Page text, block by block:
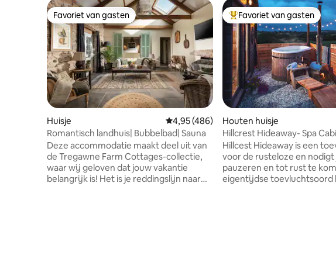
Favoriet van gasten
Favoriet van gasten
Huisje Gemiddelde beoordeling van 4,95 uit 5,
4,95 (486)
Romantisch landhuis| Bubbelbad| Sauna
Deze accommodatie maakt deel uit van
de Tregawne Farm Cottages-collectie,
waar wij geloven dat jouw vakantie
belangrijk is! Het is je reddingslijn naar
Topfavoriet van gasten
Favoriet van gasten
Houten huisje
Hillcrest Hideaway- Spa
Tub & Sauna
Hillcest Hideaway is een
voor de rusteloze en nodigt
pauzeren en tot rust te
eigentijdse toevluchtsoord